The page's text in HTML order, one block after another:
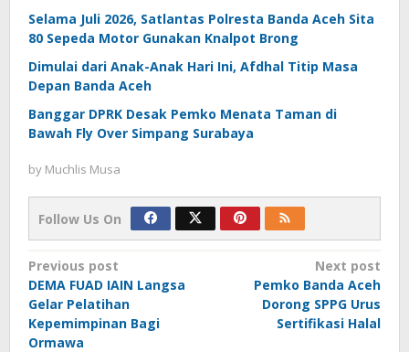
Selama Juli 2026, Satlantas Polresta Banda Aceh Sita
80 Sepeda Motor Gunakan Knalpot Brong
Dimulai dari Anak-Anak Hari Ini, Afdhal Titip Masa
Depan Banda Aceh
Banggar DPRK Desak Pemko Menata Taman di
Bawah Fly Over Simpang Surabaya
by Muchlis Musa
Follow Us On
Post
navigation
Previous post
DEMA FUAD IAIN Langsa
Gelar Pelatihan
Kepemimpinan Bagi
Ormawa
Next post
Pemko Banda Aceh
Dorong SPPG Urus
Sertifikasi Halal